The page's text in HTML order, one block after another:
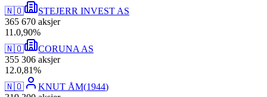
🇳🇴
STEJERR INVEST AS
365 670 aksjer
11 .0,90%
🇳🇴
CORUNA AS
355 306 aksjer
12.0,81%
🇳🇴
KNUT ÅM(1944)